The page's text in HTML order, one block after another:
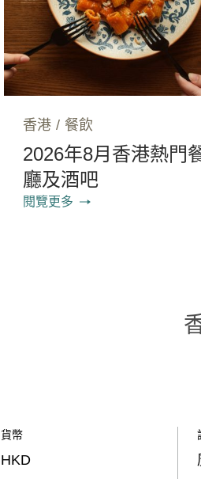
香港 / 餐飲
2026年8月香港熱門
廳及酒吧
閱覽更多
貨幣
HKD